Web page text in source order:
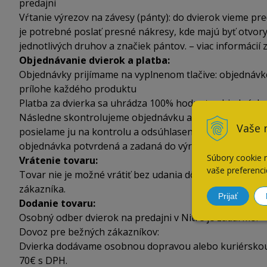
Vaše
Súbory cookie
vaše
Prijať
predajni
Vŕtanie výrezov na závesy (pánty): do dvierok vieme
je potrebné poslať presné nákresy, kde majú byť
jednotlivých druhov a značiek pántov. – viac informácií
Objednávanie dvierok a platba:
Objednávky prijímame na vyplnenom tlačive:
prílohe každého produktu
Platba za dvierka sa uhrádza 100% hodnoty
Následne skontrolujeme objednávku a v prípade
posielame ju na kontrolu a odsúhlasenie. Po odobrení
objednávka potvrdená a zadaná do výroby.
Vrátenie tovaru:
Tovar nie je možné vrátiť bez udania dôvodu z dôvodu
zákazníka.
Dodanie tovaru:
Osobný odber dvierok na predajni v Nitre je zadarmo.
Dovoz pre bežných zákazníkov:
Dvierka dodávame osobnou dopravou alebo
70€ s DPH.